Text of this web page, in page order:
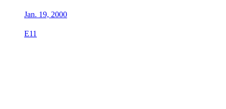
Jan. 19, 2000
E11